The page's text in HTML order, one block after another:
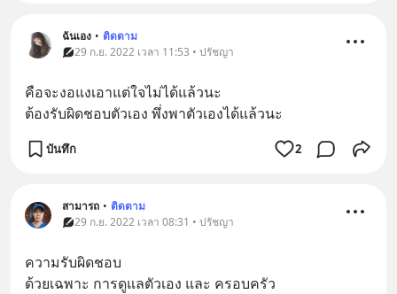
ฉันเอง • ติดตาม
29 ก.ย. 2022 เวลา 11:53 • ปรัชญา
คือจะงอแงเอาแต่ใจไม่ได้แล้วนะ
ต้องรับผิดชอบตัวเอง พึ่งพาตัวเองได้แล้วนะ
บันทึก 2
สามารถ • ติดตาม
29 ก.ย. 2022 เวลา 08:31 • ปรัชญา
ความรับผิดชอบ
ด้วยเฉพาะ การดูแลตัวเอง และ ครอบครัว